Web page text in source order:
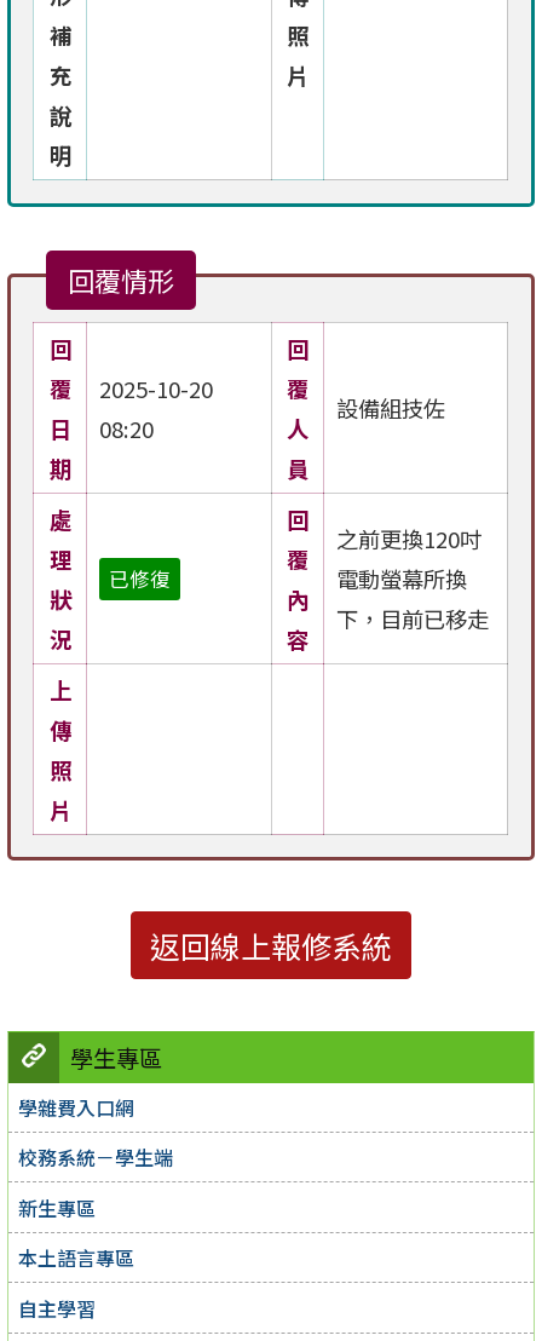
學生專區
學雜費入口網
校務系統－學生端
新生專區
本土語言專區
自主學習
補
充
說
明
照
片
回覆情形
回
覆
日
期
2025-10-20
08:20
回
覆
人
員
設備組技佐
處
理
狀
況
已修復
回
覆
內
容
之前更換120吋
電動螢幕所換
下，目前已移走
上
傳
照
片
返回線上報修系統